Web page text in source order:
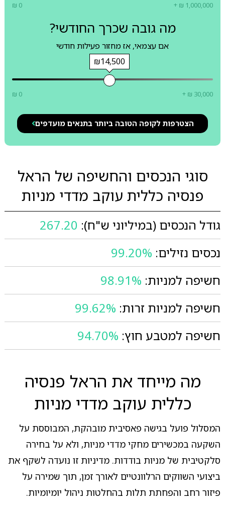
₪ 0 + ₪ 1,000,000
מה גובה שכרך החודשי?
אם עצמאי, אז מחזור פעילות חודשי
₪14,500
₪ 0 + ₪ 30,000
הצטרפות לקופה הטובה ביותר בתנאים מועדפים
סוגי הנכסים והחשיפה של הראל
פנסיה כללית עוקב מדדי מניות
גודל הנכסים (במיליוני ש"ח): 267.20
נכסים נזילים: 99.20%
חשיפה למניות: 98.91%
חשיפה למניות זרות: 99.62%
חשיפה למטבע חוץ: 94.70%
מה מייחד את הראל פנסיה
כללית עוקב מדדי מניות
המסלול פועל בגישה פאסיבית מובהקת, המבוססת על
השקעה במכשירים מחקי מדדי מניות, ולא על בחירה
סלקטיבית של מניות בודדות. מדיניות זו נועדה לשקף את
ביצועי השווקים הרלוונטיים לאורך זמן, תוך שמירה על
פיזור רחב והפחתת תלות בהחלטות ניהול יומיומיות.